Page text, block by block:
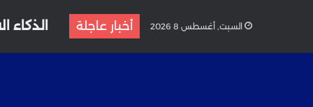
السبت, أغسطس 8 2026 أخبار عاجلة